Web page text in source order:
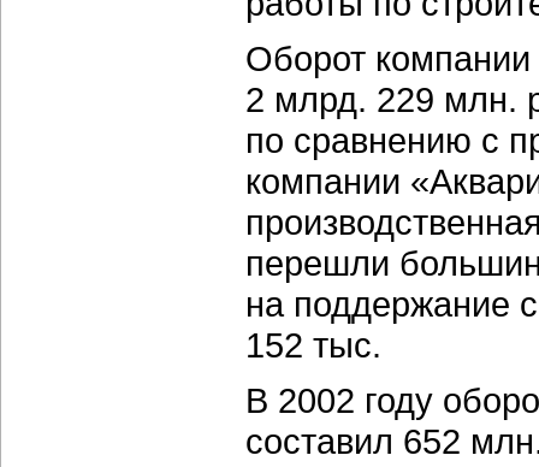
Оборот компании
2 млрд. 229 млн.
по сравнению с
компании
перешли
на поддержание
152 тыс.
В 2002 году
составил 652